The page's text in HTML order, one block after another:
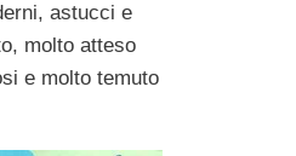
astucci e
molto atteso
e molto temuto